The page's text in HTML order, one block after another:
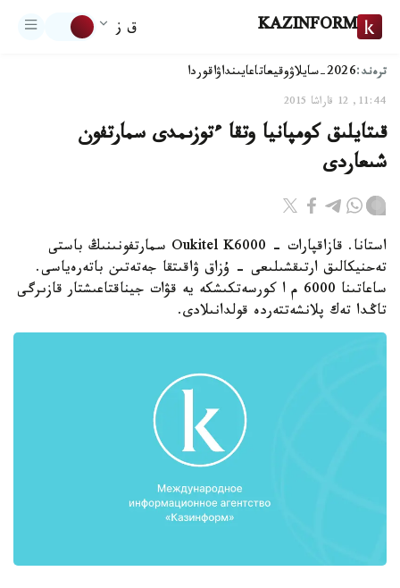
KAZINFORM ق ز
ترەند:2026-سايلاۋ وقيعاتاعايىنداۋاقوردا
11:44, 12 قاراشا 2015
قىتايلىق كومپانيا وتقا ءتوزىمدى سمارتفون
شىعاردى
استانا. قازاقپارات - Oukitel K6000 سمارتفونىنىڭ باستى
تەحنيكالىق ارتىقشىلىعى - ۇزاق ۋاقىتقا جەتەتىن باتەرەياسى.
ساعاتىنا 6000 م ا كورسەتكىشكە يە قۋات جيناقتاعىشتار قازىرگى
تاڭدا تەك پلانشەتتەردە قولدانىلادى.